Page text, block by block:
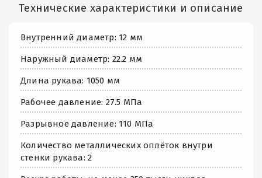
Технические характеристики и описание
Внутренний диаметр: 12 мм
Наружный диаметр: 22.2 мм
Длина рукава: 1050 мм
Рабочее давление: 27.5 МПа
Разрывное давление: 110 МПа
Количество металлических оплёток внутри
стенки рукава: 2